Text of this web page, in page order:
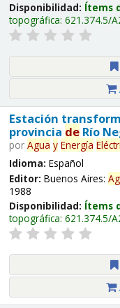
Disponibilidad: Ítems
topográfica: 621.374.5/
Estación
provincia deRío
por Agua y Energía
Idioma: Español
Editor: Buenos Aires:
1988
Disponibilidad: Ítems
topográfica: 621.374.5/